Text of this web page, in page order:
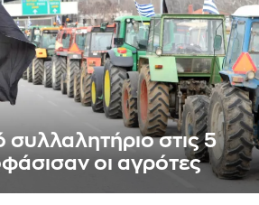
συλλαλητήριο στις 5
οι αγρότες